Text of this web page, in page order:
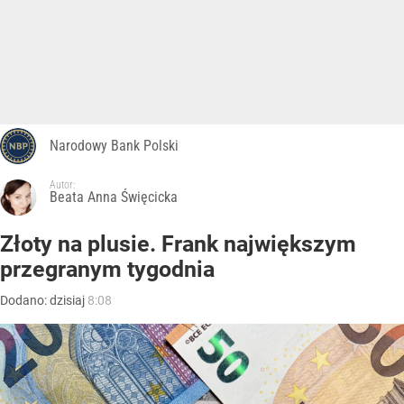
Narodowy Bank Polski
Autor:
Beata Anna Święcicka
Złoty na plusie. Frank największym
przegranym tygodnia
Dodano:dzisiaj 8:08